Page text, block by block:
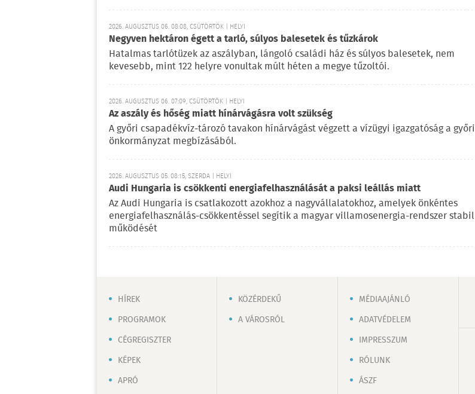
2026. AUGUSZTUS 06. 08:08, CSÜTÖRTÖK | HELYI
Negyven hektáron égett a tarló, súlyos balesetek és tűzkárok
Hatalmas tarlótüzek az aszályban, lángoló családi ház és súlyos balesetek, nem
kevesebb, mint 122 helyre vonultak múlt héten a megye tűzoltói.
2026. AUGUSZTUS 06. 07:09, CSÜTÖRTÖK | HELYI
Az aszály és hőség miatt hínárvágásra volt szükség
A győri csapadékvíz-tározó tavakon hínárvágást végzett a vízügyi igazgatóság a győri
önkormányzat megbízásából.
2026. AUGUSZTUS 05. 08:15, SZERDA | HELYI
Audi Hungaria is csökkenti energiafelhasználását a paksi leállás miatt
Az Audi Hungaria is csatlakozott azokhoz a nagyvállalatokhoz, amelyek önkéntes
energiafelhasználás-csökkentéssel segítik a magyar villamosenergia-rendszer stabil
működését
HÍREK
PROGRAMOK
CÉGREGISZTER
KÉPEK
APRÓ
KÖZÉRDEKŰ
A VÁROSRÓL
MÉDIAAJÁNLÓ
ADATVÉDELEM
IMPRESSZUM
RÓLUNK
ÁSZF